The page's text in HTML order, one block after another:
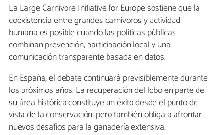
La Large Carnivore Initiative for Europe sostiene que la
coexistencia entre grandes carnívoros y actividad
humana es posible cuando las políticas públicas
combinan prevención, participación local y una
comunicación transparente basada en datos.
En España, el debate continuará previsiblemente durante
los próximos años. La recuperación del lobo en parte de
su área histórica constituye un éxito desde el punto de
vista de la conservación, pero también obliga a afrontar
nuevos desafíos para la ganadería extensiva.